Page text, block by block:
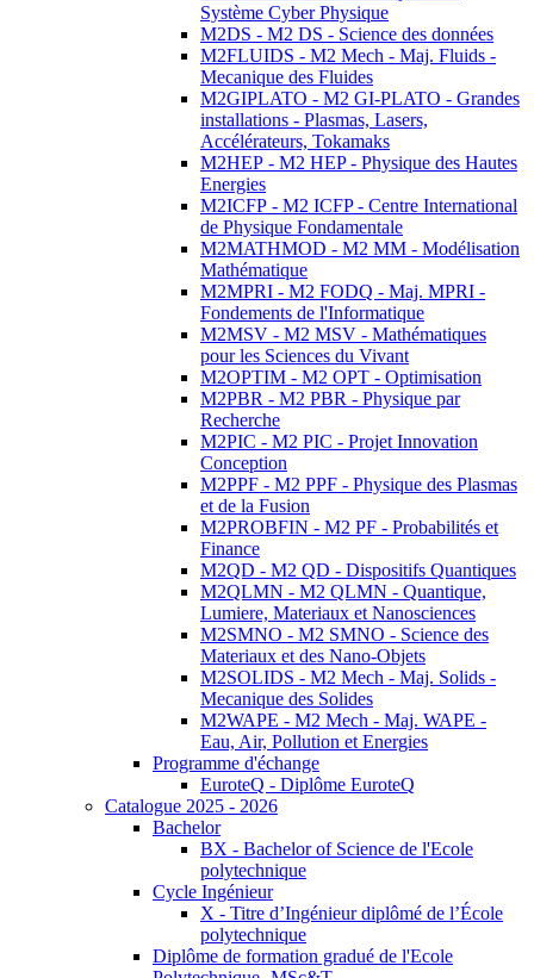
Système Cyber Physique
M2DS - M2 DS - Science des données
M2FLUIDS - M2 Mech - Maj. Fluids -
Mecanique des Fluides
M2GIPLATO - M2 GI-PLATO - Grandes
installations - Plasmas, Lasers,
Accélérateurs, Tokamaks
M2HEP - M2 HEP - Physique des Hautes
Energies
M2ICFP - M2 ICFP - Centre International
de Physique Fondamentale
M2MATHMOD - M2 MM - Modélisation
Mathématique
M2MPRI - M2 FODQ - Maj. MPRI -
Fondements de l'Informatique
M2MSV - M2 MSV - Mathématiques
pour les Sciences du Vivant
M2OPTIM - M2 OPT - Optimisation
M2PBR - M2 PBR - Physique par
Recherche
M2PIC - M2 PIC - Projet Innovation
Conception
M2PPF - M2 PPF - Physique des Plasmas
et de la Fusion
M2PROBFIN - M2 PF - Probabilités et
Finance
M2QD - M2 QD - Dispositifs Quantiques
M2QLMN - M2 QLMN - Quantique,
Lumiere, Materiaux et Nanosciences
M2SMNO - M2 SMNO - Science des
Materiaux et des Nano-Objets
M2SOLIDS - M2 Mech - Maj. Solids -
Mecanique des Solides
M2WAPE - M2 Mech - Maj. WAPE -
Eau, Air, Pollution et Energies
Programme d'échange
EuroteQ - Diplôme EuroteQ
Catalogue 2025 - 2026
Bachelor
BX - Bachelor of Science de l'Ecole
polytechnique
Cycle Ingénieur
X - Titre d’Ingénieur diplômé de l’École
polytechnique
Diplôme de formation gradué de l'Ecole